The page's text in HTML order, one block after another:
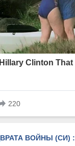
ВРАТА ВОЙНЫ (СИ) :